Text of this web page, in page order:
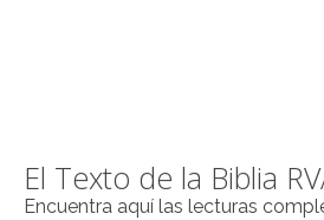
El Texto de la Biblia
Encuentra aquí las lecturas